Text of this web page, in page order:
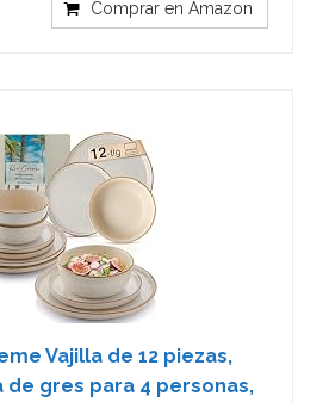
Comprar en Amazon
Vajilla de 12 piezas,
de gres para 4 personas,